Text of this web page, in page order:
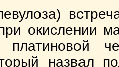
окислении
платиновой
назвал